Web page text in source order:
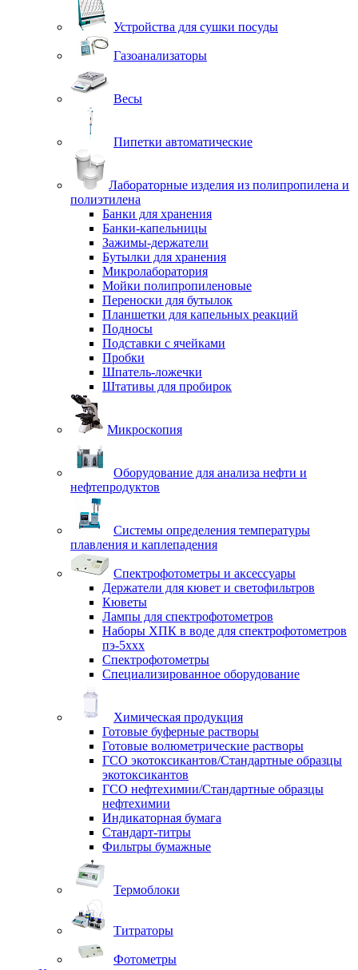
Устройства для сушки посуды
Газоанализаторы
Весы
Пипетки автоматические
Лабораторные изделия из полипропилена и
полиэтилена
Банки для хранения
Банки-капельницы
Зажимы-держатели
Бутылки для хранения
Микролаборатория
Мойки полипропиленовые
Переноски для бутылок
Планшетки для капельных реакций
Подносы
Подставки с ячейками
Пробки
Шпатель-ложечки
Штативы для пробирок
Микроскопия
Оборудование для анализа нефти и
нефтепродуктов
Системы определения температуры
плавления и каплепадения
Спектрофотометры и аксессуары
Держатели для кювет и светофильтров
Кюветы
Лампы для спектрофотометров
Наборы ХПК в воде для спектрофотометров
пэ-5ххх
Спектрофотометры
Специализированное оборудование
Химическая продукция
Готовые буферные растворы
Готовые волюметрические растворы
ГСО экотоксикантов/Стандартные образцы
экотоксикантов
ГСО нефтехимии/Стандартные образцы
нефтехимии
Индикаторная бумага
Стандарт-титры
Фильтры бумажные
Термоблоки
Титраторы
Фотометры